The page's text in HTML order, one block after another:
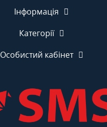
Інформація
Категорії
Особистий кабінет